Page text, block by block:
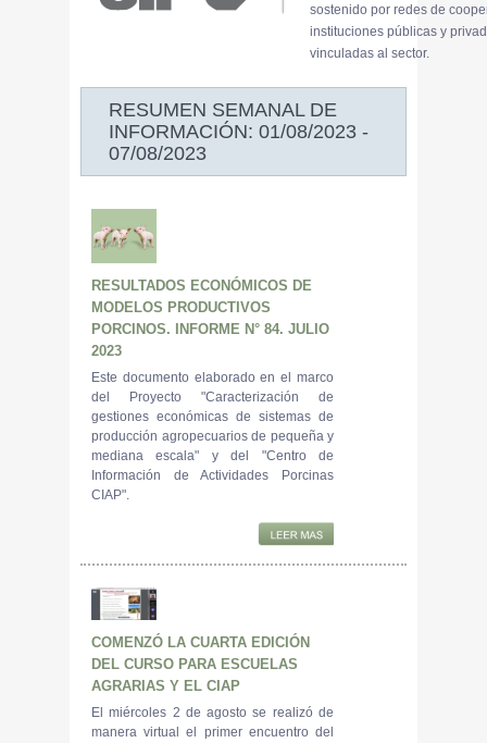
sostenido por redes de
instituciones públicas y
vinculadas al sector.
RESUMEN SEMANAL DE
INFORMACIÓN: 01/08/2023 -
07/08/2023
RESULTADOS ECONÓMICOS DE
MODELOS PRODUCTIVOS
PORCINOS. INFORME N° 84. JULIO
2023
Este documento elaborado en el marco
del Proyecto "Caracterización de
gestiones económicas de sistemas de
producción agropecuarios de pequeña y
mediana escala" y del "Centro de
Información de Actividades Porcinas
CIAP".
COMENZÓ LA CUARTA EDICIÓN
DEL CURSO PARA ESCUELAS
AGRARIAS Y EL CIAP
El miércoles 2 de agosto se realizó de
manera virtual el primer encuentro del